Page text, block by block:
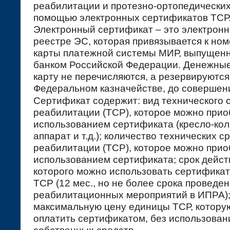
реабилитации и протезно-
помощью электронных сертификатов
Электронный сертификат – это
реестре ЭС, которая привязывается к
карты платежной системы МИР,
банком Российской Федерации.
карту не перечисляются, а
Федеральном казначействе, до
Сертификат содержит: вид технического
реабилитации (ТСР), которое можно
использованием сертификата (кресло-
аппарат и т.д.); количество технических
реабилитации (ТСР), которое можно
использованием сертификата; срок
которого можно использовать
ТСР (12 мес., но не более срока
реабилитационных мероприятий в ИПРА);
максимальную цену единицы ТСР,
оплатить сертификатом, без